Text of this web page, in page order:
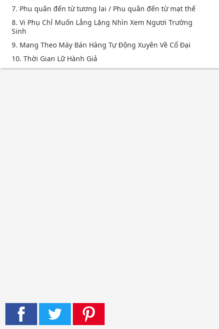
7. Phu quân đến từ tương lai / Phu quân đến từ mạt thế
8. Vi Phụ Chỉ Muốn Lẳng Lặng Nhìn Xem Ngươi Trường
Sinh
9. Mang Theo Máy Bán Hàng Tự Động Xuyên Về Cổ Đại
10. Thời Gian Lữ Hành Giả